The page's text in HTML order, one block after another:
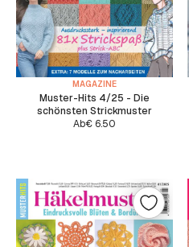
MAGAZINE
Muster-Hits 4/25 - Die
schönsten Strickmuster
Ab€ 6.50